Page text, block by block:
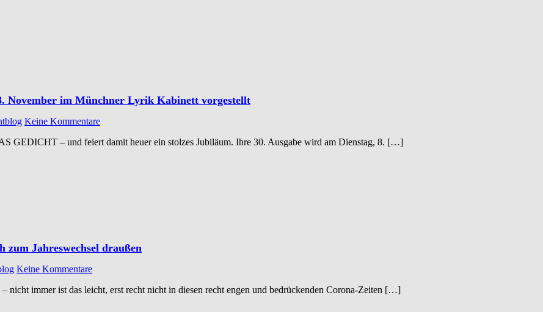
November im Münchner Lyrik Kabinett vorgestellt
Keine Kommentare
GEDICHT – und feiert damit heuer ein stolzes Jubiläum. Ihre 30. Ausgabe wird am Dienstag, 8. […]
Jahreswechsel draußen
Keine Kommentare
nicht immer ist das leicht, erst recht nicht in diesen recht engen und bedrückenden Corona-Zeiten […]